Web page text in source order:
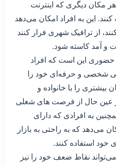
هر مکان دیگری که اینترنت
این به افراد امکان می‌دهد
از ترافیک شهری فرار کنند
و آمد کاسته شود.
حضوری این است که افراد
شخصی و حرفه‌ای خود را
بیشتری را با خانواده و
عین حال از فرصت های شغلی
به افرادی که دارای
می‌دهد که به راحتی به بازار
خود استفاده کنند.
نقاط ضعف خود را نیز